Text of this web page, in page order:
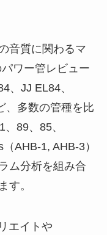
音質に関わるマ
ワー管レビュー
、JJ EL84、
、多数の管種を比
89、85、
AHB-1, AHB-3）
ム分析を組み合
す。
エイトや